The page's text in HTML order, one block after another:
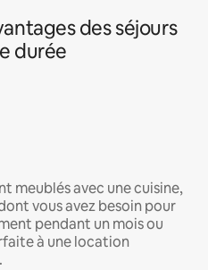
des séjours
durée
meublés avec une cuisine,
vous avez besoin pour
pendant un mois ou
à une location